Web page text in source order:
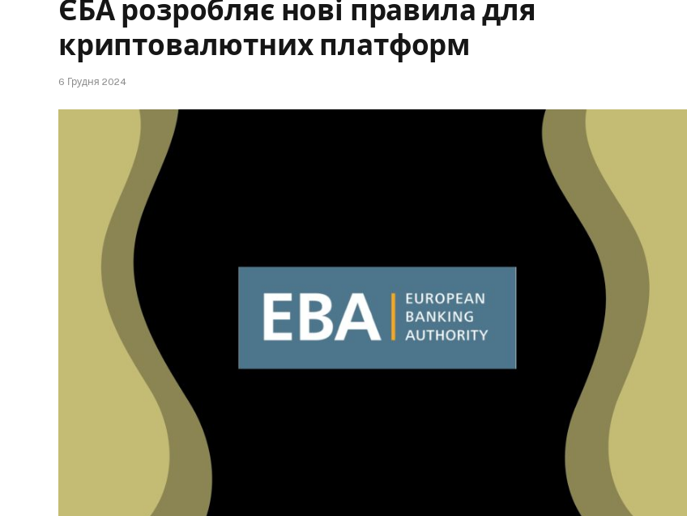
ЄБА розробляє нові правила для
криптовалютних платформ
6 Грудня 2024